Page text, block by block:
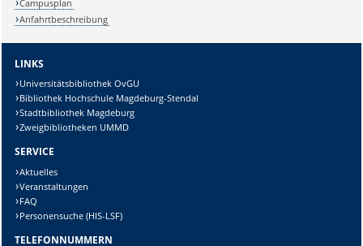
Campusplan
Anfahrtbeschreibung
LINKS
Universitätsbibliothek OvGU
Bibliothek Hochschule Magdeburg-Stendal
Stadtbibliothek Magdeburg
Zweigbibliotheken UMMD
SERVICE
Aktuelles
Veranstaltungen
FAQ
Personensuche (HIS-LSF)
TELEFONNUMMERN